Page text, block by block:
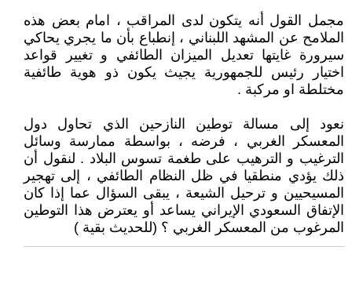
مجمل القول أنه يتكون لدى المراقب ، امام بعض هذه
الملامح عن المشهد اللبناني ، إنطباع بأن ما يجري يحاكي
سيرورة غايتها تعديل الميزان الطائفي و تغيير قواعد
اختيار رئيس للجمهورية يجيث يكون ذو هوية طائفية
مختلطة او مركبة .
نعود إلى مسالة توطين النازحين الذي تحاول دول
المعسكر الغربي ، فرضه ، بواسطة ممارسة وسائل
الترغيب و الترهيب على طغمة تسوس البلاد . لنقول أن
ذلك يؤدي منطقيا في ظل النظام الطائفي ، إلى تهجير
المسيحيين و ترحيل الشيعة ، يبقى السؤال عما إذا كان
الإتفاق السعودي الإيراني يساعد أو يعترض هذا التوطين
المرغوب من المعسكر الغربي ؟ (للحديث بقية )